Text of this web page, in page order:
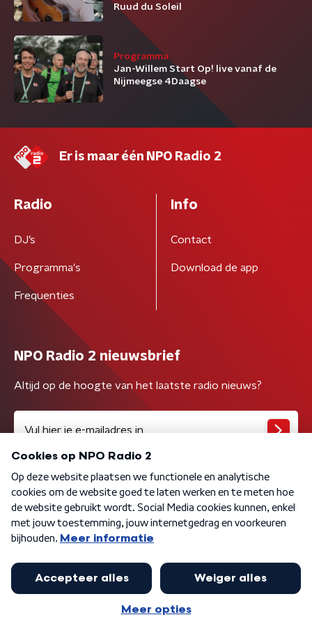
Ruud du Soleil
Programma
Jan-Willem Start Op! live vanaf de
Nijmeegse 4Daagse
Er is maar één NPO Radio 2
Radio
DJ’s
Programma's
Frequenties
Info
Contact
Download de app
NPO Radio 2 nieuwsbrief
Altijd op de hoogte van het laatste radio nieuws?
Algemene voorwaarden